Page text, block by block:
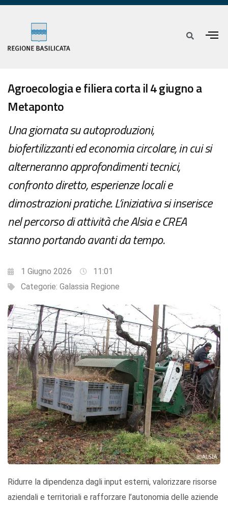
Agroecologia e filiera corta il 4 giugno a
Metaponto
Una giornata su autoproduzioni,
biofertilizzanti ed economia circolare, in cui si
alterneranno approfondimenti tecnici,
confronto diretto, esperienze locali e
dimostrazioni pratiche. L’iniziativa si inserisce
nel percorso di attività che Alsia e CREA
stanno portando avanti da tempo.
1 Giugno 2026
11:01
Categorie: Galassia Regione
Ridurre la dipendenza dagli input esterni, valorizzare risorse
aziendali e territoriali e rafforzare l’autonomia delle aziende